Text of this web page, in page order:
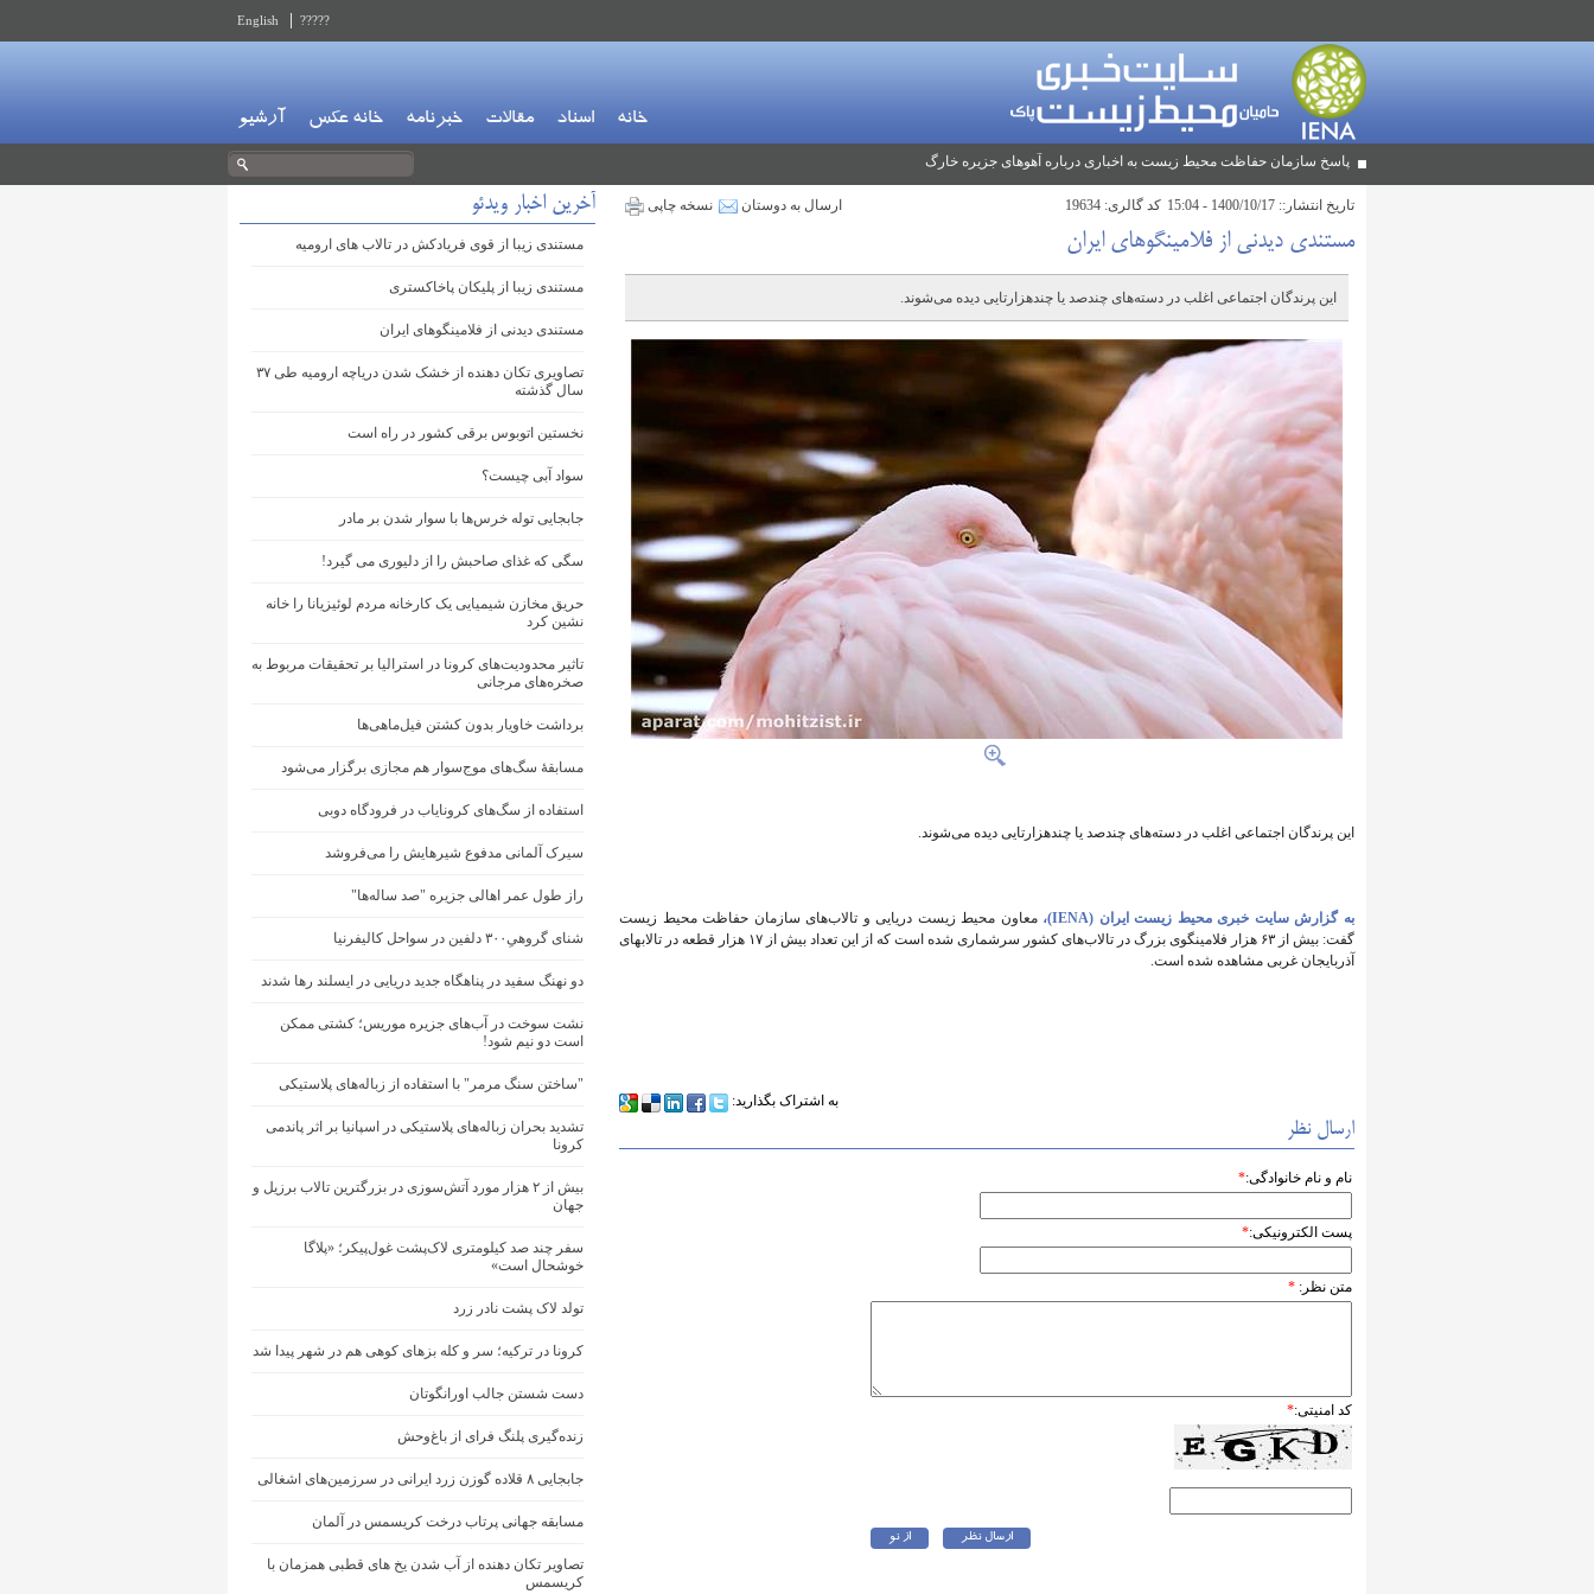
?????
English
خانه اسناد مقالات خبرنامه خانه عکس آرشیو
پاسخ سازمان حفاظت محیط زیست به اخباری درباره آهوهای جزیره خارگ
تاریخ انتشار:: 1400/10/17 - 15:04 کد گالری: 19634 نسخه چاپی ارسال به دوستان
مستندی دیدنی از فلامینگوهای ایران
این پرندگان اجتماعی اغلب در دسته‌های چندصد یا چندهزارتایی دیده می‌شوند.
این پرندگان اجتماعی اغلب در دسته‌های چندصد یا چندهزارتایی دیده می‌شوند.
به گزارش سایت خبری محیط زیست ایران (IENA)،
معاون محیط زیست دریایی و تالاب‌های سازمان حفاظت محیط زیست
گفت: بیش از ۶۳ هزار فلامینگوی بزرگ در تالاب‌های کشور سرشماری شده است که از این تعداد بیش از ۱۷ هزار قطعه در تالابهای
آذربایجان غربی مشاهده شده است.
به اشتراک بگذارید:
ارسال نظر
نام و نام خانوادگی:*
پست الکترونیکی:*
متن نظر: *
کد امنیتی:*
آخرین اخبار ویدئو
مستندی زیبا از قوی فریادکش در تالاب های ارومیه
مستندی زیبا از پلیکان پاخاکستری
مستندی دیدنی از فلامینگوهای ایران
تصاویری تکان دهنده از خشک شدن دریاچه ارومیه طی ۳۷
سال گذشته
نخستین اتوبوس برقی کشور در راه است
سواد آبی چیست؟
جابجایی توله خرس‌ها با سوار شدن بر مادر
سگی که غذای صاحبش را از دلیوری می گیرد!
حریق مخازن شیمیایی یک کارخانه مردم لوئیزیانا را خانه
نشین کرد
تاثیر محدودیت‌های کرونا در استرالیا بر تحقیقات مربوط به
صخره‌های مرجانی
برداشت خاویار بدون کشتن فیل‌ماهی‌ها
مسابقهٔ سگ‌های موج‌سوار هم مجازی برگزار می‌شود
استفاده از سگ‌های کرونایاب در فرودگاه دوبی
سیرک آلمانی مدفوع شیرهایش را می‌فروشد
راز طول عمر اهالی جزیره "صد ساله‌ها"
شنای گروهیِ۳۰۰ دلفین در سواحل کالیفرنیا
دو نهنگ‌ سفید در پناهگاه جدید دریایی در ایسلند رها شدند
نشت سوخت در آب‌های جزیره موریس؛ کشتی ممکن
است دو نیم شود!
"ساختن سنگ مرمر" با استفاده از زباله‌های پلاستیکی
تشدید بحران زباله‌های پلاستیکی در اسپانیا بر اثر پاندمی
کرونا
بیش از ۲ هزار مورد آتش‌سوزی در بزرگترین تالاب برزیل و
جهان
سفر چند صد کیلومتری لاک‌پشت غول‌پیکر؛ «پلاگا
خوشحال است»
تولد لاک پشت نادر زرد
کرونا در ترکیه؛ سر و کله بزهای کوهی هم در شهر پیدا شد
دست شستن جالب اورانگوتان
زنده‌گیری پلنگ فرای از باغ‌وحش
جابجایی ۸ قلاده گوزن زرد ایرانی در سرزمین‌های اشغالی
مسابقه جهانی پرتاب درخت کریسمس در آلمان
تصاویر تکان دهنده از آب شدن یخ های قطبی همزمان با
کریسمس